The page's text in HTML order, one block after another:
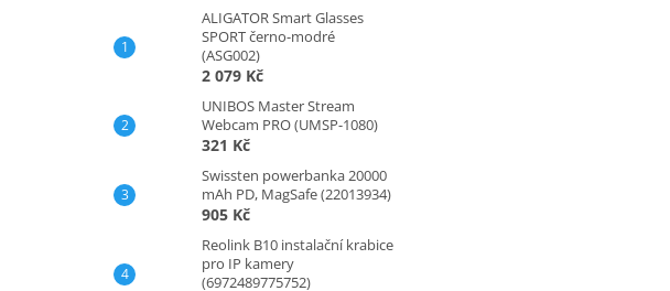
ALIGATOR Smart Glasses
SPORT černo-modré
(ASG002)
2 079 Kč
UNIBOS Master Stream
Webcam PRO (UMSP-1080)
321 Kč
Swissten powerbanka 20000
mAh PD, MagSafe (22013934)
905 Kč
Reolink B10 instalační krabice
pro IP kamery
(6972489775752)